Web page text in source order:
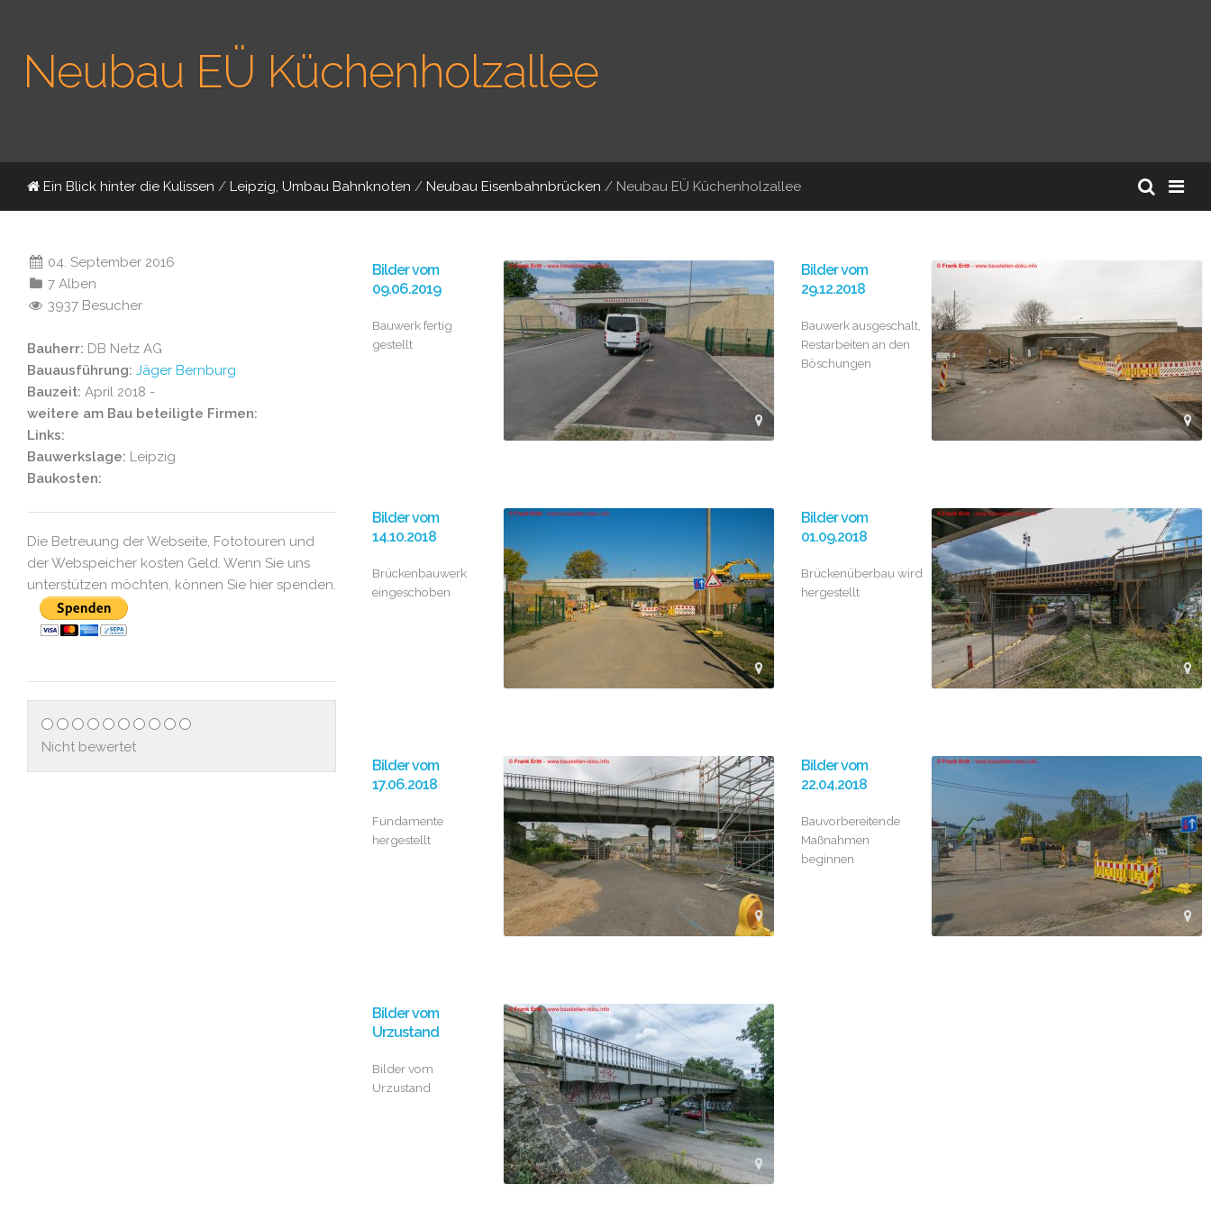
Neubau EÜ Küchenholzallee
Ein Blick hinter die Kulissen / Leipzig, Umbau Bahnknoten / Neubau Eisenbahnbrücken / Neubau EÜ Küchenholzallee
Bilder vom
09.06.2019
Bauwerk fertig
gestellt
Bilder vom
29.12.2018
Bauwerk ausgeschalt,
Restarbeiten an den
Böschungen
Bilder vom
14.10.2018
Brückenbauwerk
eingeschoben
Bilder vom
01.09.2018
Brückenüberbau wird
hergestellt
Bilder vom
17.06.2018
Fundamente
hergestellt
Bilder vom
22.04.2018
Bauvorbereitende
Maßnahmen
beginnen
Bilder vom
Urzustand
Bilder vom
Urzustand
04. September 2016
7 Alben
3937 Besucher
Bauherr: DB Netz AG
Bauausführung:Jäger Bernburg
Bauzeit: April 2018 -
weitere am Bau beteiligte Firmen:
Links:
Bauwerkslage: Leipzig
Baukosten:
Die Betreuung der Webseite, Fototouren und
der Webspeicher kosten Geld. Wenn Sie uns
unterstützen möchten, können Sie hier spenden.
Nicht bewertet